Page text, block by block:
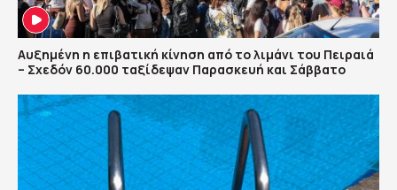
Αυξημένη η επιβατική κίνηση από το λιμάνι του Πειραιά
– Σχεδόν 60.000 ταξίδεψαν Παρασκευή και Σάββατο